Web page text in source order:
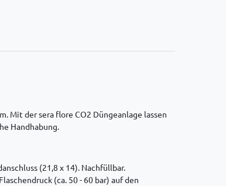
Mit der sera flore CO2 Düngeanlage lassen
Handhabung.
(21,8 x 14). Nachfüllbar.
(ca. 50 - 60 bar) auf den